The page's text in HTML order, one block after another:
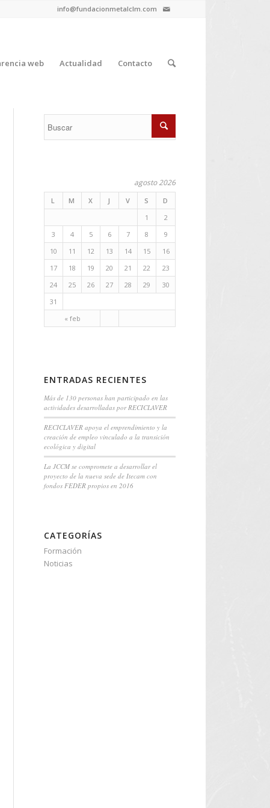
info@fundacionmetalclm.com
web Actualidad Contacto
agosto 2026
L M X J V S D
« feb
1
2
3
4 5 6 7 8
9
10
11 12 13 14 15
16
17
18 19 20 21 22
23
24
25 26 27 28 29
30
31
ENTRADAS RECIENTES
Más de 130 personas han participado en las
actividades desarrolladas por RECICLAVER
RECICLAVER apoya el emprendimiento y la
creación de empleo vinculado a la transición
ecológica y digital
La JCCM se compromete a desarrollar el
proyecto de la nueva sede de Itecam con
fondos FEDER propios en 2016
CATEGORÍAS
Formación
Noticias